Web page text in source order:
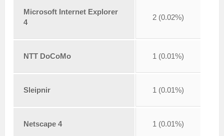
Microsoft Internet Explorer
4
2 (0.02%)
NTT DoCoMo 1 (0.01%)
Sleipnir 1 (0.01%)
Netscape 4 1 (0.01%)